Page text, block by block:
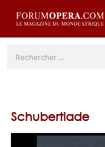
Schubertiade